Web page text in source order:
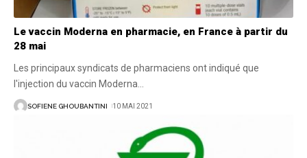
Le vaccin Moderna en pharmacie, en France à partir du
28 mai
Les principaux syndicats de pharmaciens ont indiqué que
l'injection du vaccin Moderna…
SOFIENE GHOUBANTINI 10 MAI 2021